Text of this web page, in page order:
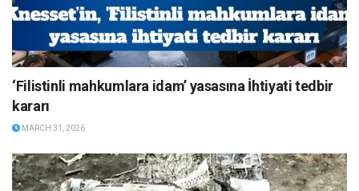
‘Filistinli mahkumlara idam’ yasasına İhtiyati tedbir
kararı
MARCH 31, 2026